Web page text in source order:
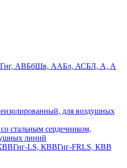
АВБбШв, ААБл, АСБЛ, А, А
для воздушных
стальным сердечником,
линий
LS, КВВГнг-FRLS, КВВ